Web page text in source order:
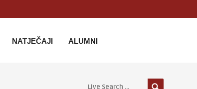
NATJEČAJI ALUMNI